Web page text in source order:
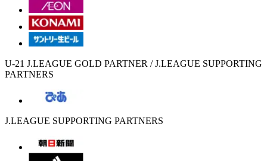
U-21 J.LEAGUE GOLD PARTNER / J.LEAGUE SUPPORTING
PARTNERS
J.LEAGUE SUPPORTING PARTNERS